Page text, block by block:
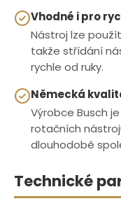
Vhodné i pro
Nástroj lze
takže střídání
rychle od ruky.
Německá
Výrobce Busch
rotačních
dlouhodobě
Technické